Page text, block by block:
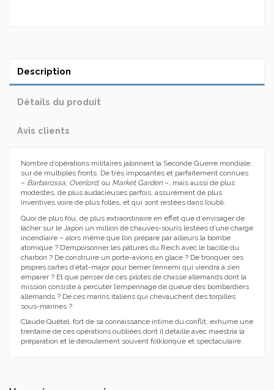
Description
Détails du produit
Avis clients
Nombre d’opérations militaires jalonnent la Seconde Guerre mondiale,
sur de multiples fronts. De très imposantes et parfaitement connues
– Barbarossa, Overlord, ou Market Garden–, mais aussi de plus
modestes, de plus audacieuses parfois, assurément de plus
inventives voire de plus folles, et qui sont restées dans l’oubli.
Quoi de plus fou, de plus extraordinaire en effet que d’envisager de
lâcher sur le Japon un million de chauves-souris lestées d’une charge
incendiaire – alors même que l’on prépare par ailleurs la bombe
atomique ? D’empoisonner les pâtures du Reich avec le bacille du
charbon ? De construire un porte-avions en glace ? De tronquer ses
propres cartes d’état-major pour berner l’ennemi qui viendra à s’en
emparer ? Et que penser de ces pilotes de chasse allemands dont la
mission consiste à percuter l’empennage de queue des bombardiers
allemands ? De ces marins italiens qui chevauchent des torpilles
sous-marines ?
Claude Quétel, fort de sa connaissance intime du conflit, exhume une
trentaine de ces opérations oubliées dont il détaille avec maestria la
préparation et le déroulement souvent folklorique et spectaculaire.